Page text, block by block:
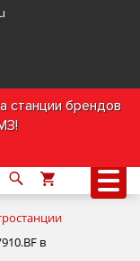
станции брендов
в